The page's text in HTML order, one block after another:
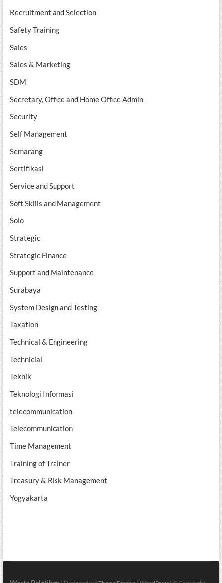
Recruitment and Selection
Safety Training
Sales
Sales & Marketing
SDM
Secretary, Office and Home Office Admin
Security
Self Management
Semarang
Sertifikasi
Service and Support
Soft Skills and Management
Solo
Strategic
Strategic Finance
Support and Maintenance
Surabaya
System Design and Testing
Taxation
Technical & Engineering
Technicial
Teknik
Teknologi Informasi
telecommunication
Telecommunication
Time Management
Training of Trainer
Treasury & Risk Management
Yogyakarta